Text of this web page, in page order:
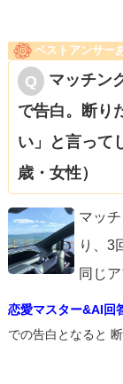
しれません。
ですが、相手が
ってやるのはお
◆結論
期待しすぎると
目」という数字
す。
上手くいくこと
ベストアンサー
マッチン
で告白。断り
い」と言って
歳・女性）
マッ
り、3
同じ
恋愛マスター&AI回
での告白となると